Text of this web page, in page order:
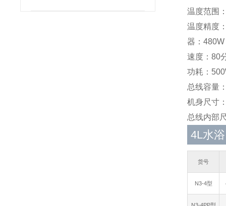
温度范围
温度精度
器：
速度：80
功耗：
总线容量
机身尺寸
总线内部
4L水浴
货号
N3-4型